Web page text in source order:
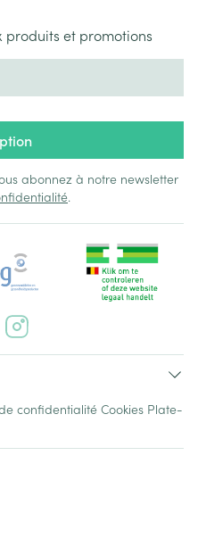
produits et promotions
abonnez à notre newsletter
.
confidentialité Cookies Plate-